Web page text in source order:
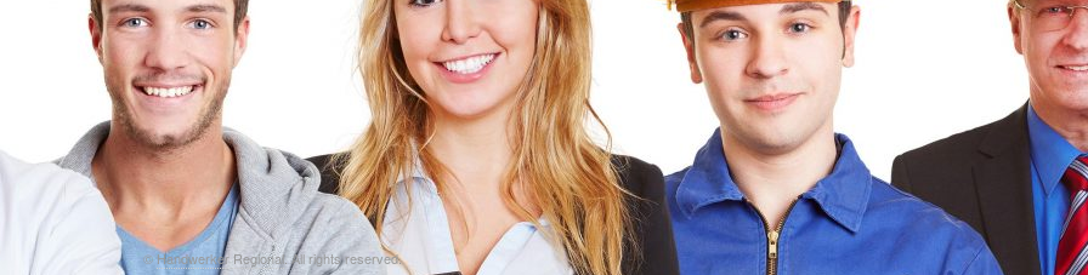
©Handwerker Regional. All rights reserved.